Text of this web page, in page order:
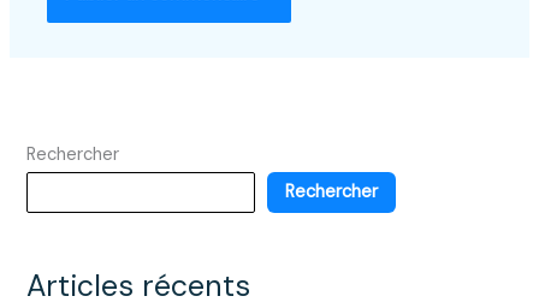
Rechercher
Rechercher
Articles récents